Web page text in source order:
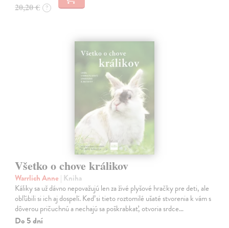
20,20 € ?
Všetko o chove králikov
Warrlich Anne | Kniha
Káliky sa už dávno nepovažujú len za živé plyšové hračky pre deti, ale
obľúbili si ich aj dospelí. Keď si tieto roztomilé ušaté stvorenia k vám s
dôverou pričuchnú a nechajú sa poškrabkať, otvoria srdce…
Do 5 dní